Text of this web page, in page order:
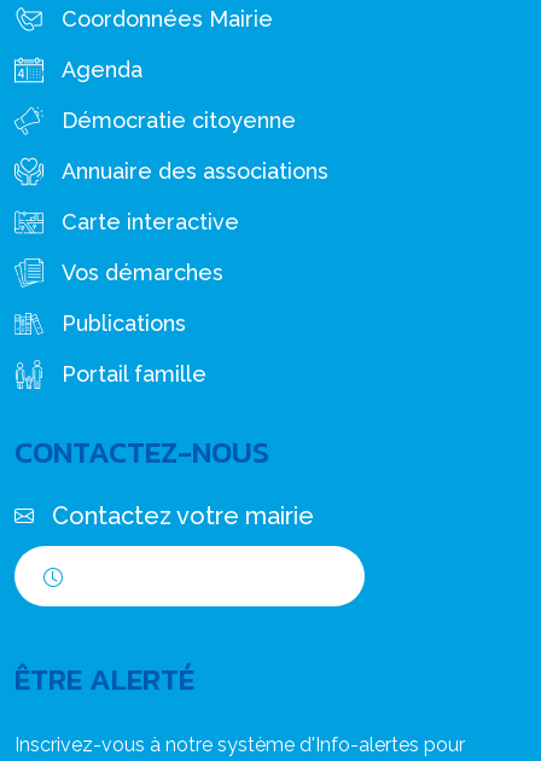
Coordonnées Mairie
Agenda
Démocratie citoyenne
Annuaire des associations
Carte interactive
Vos démarches
Publications
Portail famille
CONTACTEZ-NOUS
Contactez votre mairie
ÊTRE ALERTÉ
Inscrivez-vous à notre système d'Info-alertes pour